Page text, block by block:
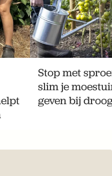
Stop met
slim je
geven bij